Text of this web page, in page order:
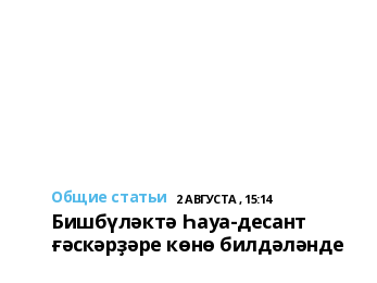
Общие статьи 2 АВГУСТА , 15:14
Бишбүләктә Һауа-десант
ғәскәрҙәре көнө билдәләнде